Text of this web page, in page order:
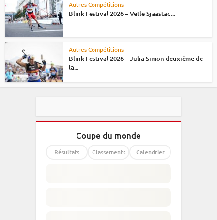
Autres Compétitions
Blink Festival 2026 – Vetle Sjaastad...
Autres Compétitions
Blink Festival 2026 – Julia Simon deuxième de
la...
Coupe du monde
Résultats Classements Calendrier